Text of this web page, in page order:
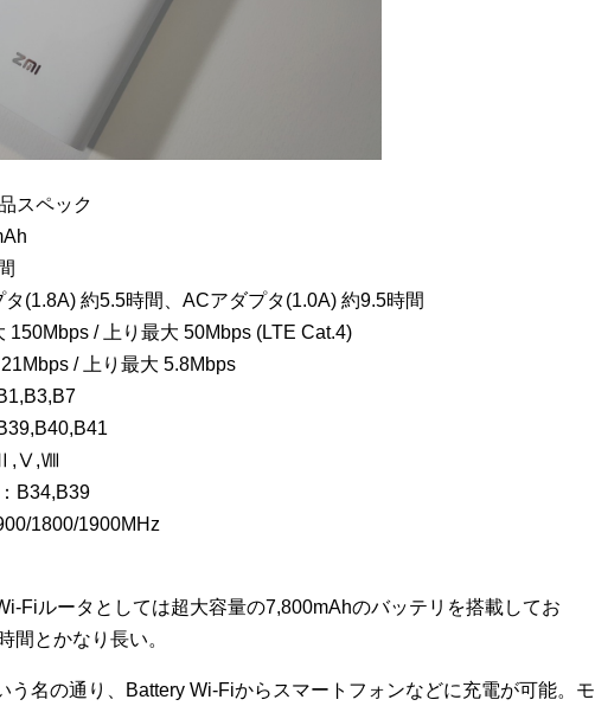
スペック
(1.8A) 約5.5時間、ACアダプタ(1.0A) 約9.5時間
150Mbps / 上り最大 50Mbps (LTE Cat.4)
/ 上り最大 5.8Mbps
B34,B39
1800/1900MHz
Fiルータとしては超大容量の7,800mAhのバッテリを搭載してお
間とかなり長い。
う名の通り、Battery Wi-Fiからスマートフォンなどに充電が可能。モ